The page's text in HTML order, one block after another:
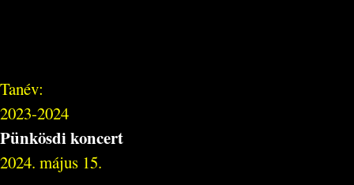
Tanév:
2023-2024
Pünkösdi koncert
2024. május 15.